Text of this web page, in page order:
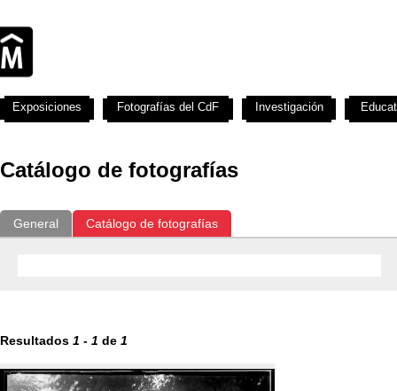
Catálogo de fotografías
General Catálogo de fotografías
Resultados 1 - 1 de 1
Exposiciones Fotografías del CdF Investigación